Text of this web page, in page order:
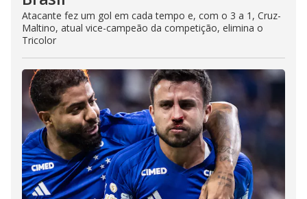
Atacante fez um gol em cada tempo e, com o 3 a 1, Cruz-
Maltino, atual vice-campeão da competição, elimina o
Tricolor